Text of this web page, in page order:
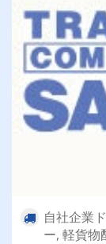
自社企業
ー, 軽貨物